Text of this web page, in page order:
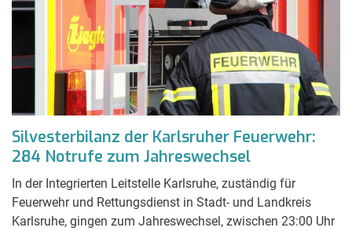
Silvesterbilanz der Karlsruher Feuerwehr:
284 Notrufe zum Jahreswechsel
In der Integrierten Leitstelle Karlsruhe, zuständig für
Feuerwehr und Rettungsdienst in Stadt- und Landkreis
Karlsruhe, gingen zum Jahreswechsel, zwischen 23:00 Uhr